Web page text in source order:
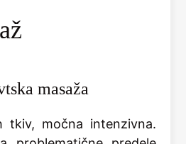
masaža
tkiv, močna intenzivna.